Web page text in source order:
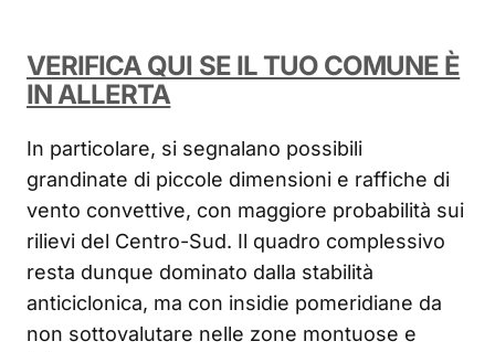
VERIFICA QUI SE IL TUO COMUNE È
IN ALLERTA
In particolare, si segnalano possibili
grandinate di piccole dimensioni e raffiche di
vento convettive, con maggiore probabilità sui
rilievi del Centro-Sud. Il quadro complessivo
resta dunque dominato dalla stabilità
anticiclonica, ma con insidie pomeridiane da
non sottovalutare nelle zone montuose e